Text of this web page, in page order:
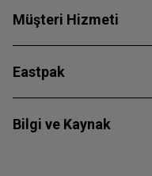
Müşteri Hizmeti
Eastpak
Bilgi ve Kaynak